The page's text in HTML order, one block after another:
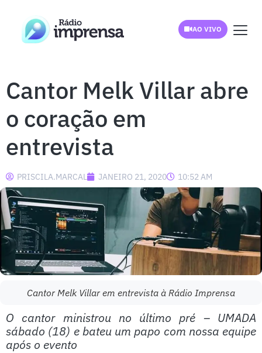
AO VIVO
Cantor Melk Villar abre
o coração em
entrevista
PRISCILA.MARCAL JANEIRO 21, 2020 10:52 AM
Cantor Melk Villar em entrevista à Rádio Imprensa
O cantor ministrou no último pré – UMADA
sábado (18) e bateu um papo com nossa equipe
após o evento